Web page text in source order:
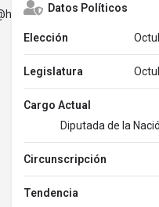
Datos Políticos
Elección
Legislatura
Cargo Actual
Diputada de la
Circunscripción
Tendencia